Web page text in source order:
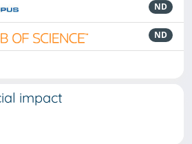
ND
ND
impact